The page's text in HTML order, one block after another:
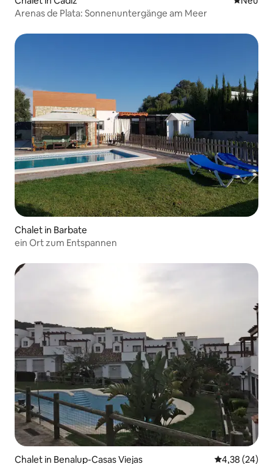
Arenas de Plata: Sonnenuntergänge am Meer
Chalet in Barbate
ein Ort zum Entspannen
Chalet in Benalup-Casas Viejas
4,38 (24)